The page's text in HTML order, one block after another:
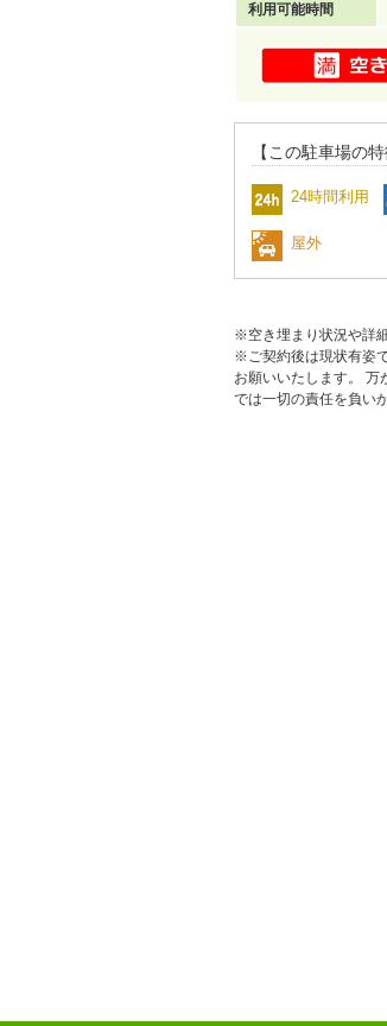
利用可能時間
【この駐車場の特
24時間利用
屋外
※空き埋まり状況や詳
※ご契約後は現状有姿
お願いいたします。 万
では一切の責任を負い